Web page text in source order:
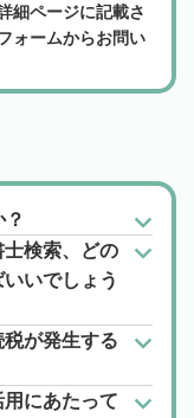
細ページに記載さ
ォームからお問い
検索、どの
いでしょう
が発生する
にあたって